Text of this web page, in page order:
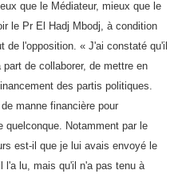
que le Médiateur, mieux que le
le Pr El Hadj Mbodj, à condition
de l'opposition. « J'ai constaté qu'il
de collaborer, de mettre en
des partis politiques.
manne financière pour
Notamment par le
est-il que je lui avais envoyé le
l'a lu, mais qu'il n'a pas tenu à